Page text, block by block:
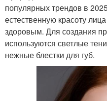
популярных трендов в
естественную красоту
здоровым. Для создания
используются светлые
нежные блестки для губ.